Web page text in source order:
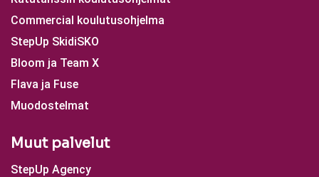
Commercial koulutusohjelma
StepUp SkidiSKO
Bloom ja Team X
Flava ja Fuse
Muodostelmat
Muut palvelut
StepUp Agency